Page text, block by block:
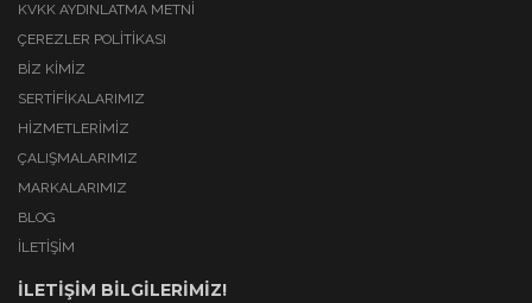
KVKK AYDINLATMA METNI
ÇEREZLER POLITIKASI
BİZ KİMİZ
SERTİFİKALARIMIZ
HİZMETLERİMİZ
ÇALIŞMALARIMIZ
MARKALARIMIZ
BLOG
İLETİŞİM
İLETİŞİM BİLGİLERİMİZ!